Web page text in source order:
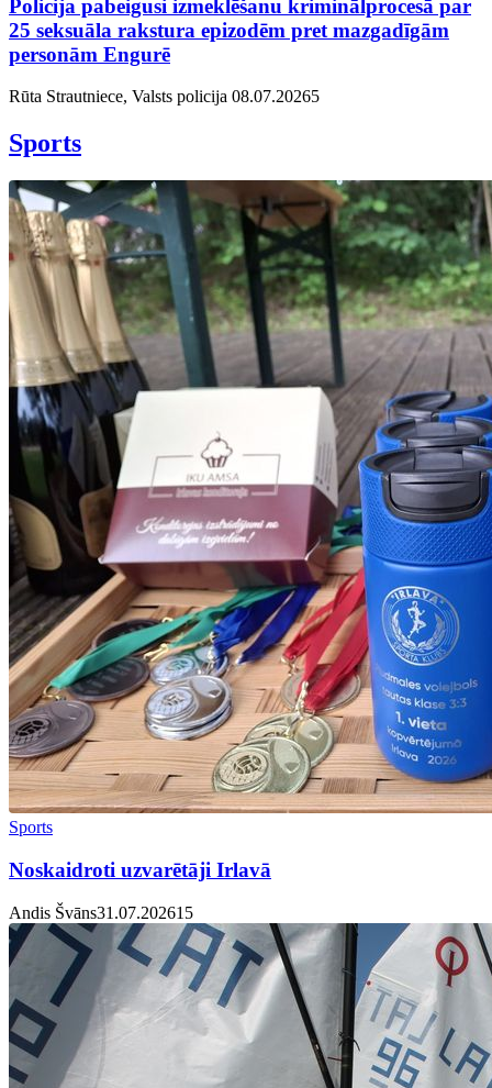
Policija pabeigusi izmeklēšanu kriminālprocesā par
25 seksuāla rakstura epizodēm pret mazgadīgām
personām Engurē
Rūta Strautniece, Valsts policija 08.07.20265
Sports
Sports
Noskaidroti uzvarētāji Irlavā
Andis Švāns31.07.20261 5